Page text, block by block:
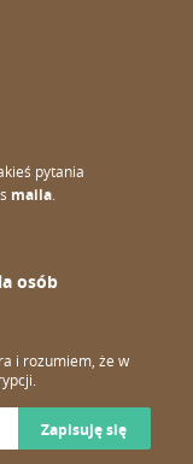
pytania
maila
osób
i rozumiem, że w
Zapisuję się